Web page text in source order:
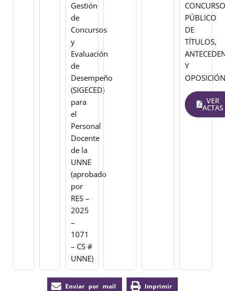
Gestión
de
Concursos
y
Evaluación
de
Desempeño
(SIGECED)
para
el
Personal
Docente
de la
UNNE
(aprobado
por
RES –
2025
–
1071
– CS #
UNNE)
PÚBLICO
DE
TÍTULOS,
Y
VER
ACTAS
Enviar por mail Imprimir